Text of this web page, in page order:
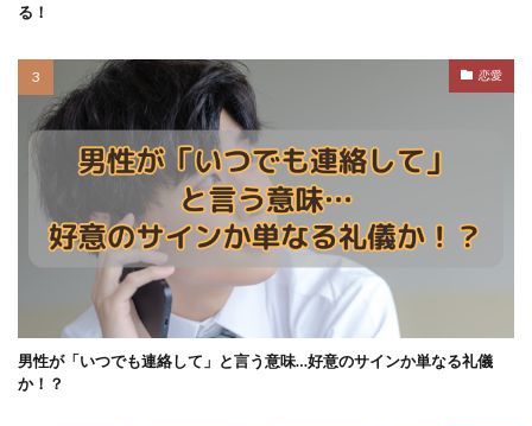
る！
恋愛
男性が「いつでも連絡して」と言う意味…好意のサインか単なる礼儀
か！？